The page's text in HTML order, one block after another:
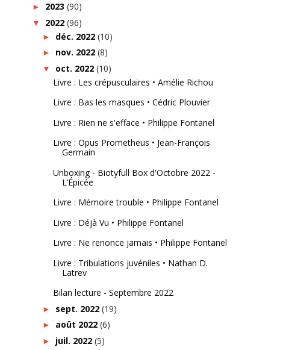
► 2023 (90)
▼ 2022 (96)
► déc. 2022 (10)
► nov. 2022 (8)
▼ oct. 2022 (10)
Livre : Les crépusculaires • Amélie Richou
Livre : Bas les masques • Cédric Plouvier
Livre : Rien ne s'efface • Philippe Fontanel
Livre : Opus Prometheus • Jean-François
Germain
Unboxing - Biotyfull Box d'Octobre 2022 -
L’Épicée
Livre : Mémoire trouble • Philippe Fontanel
Livre : Déjà Vu • Philippe Fontanel
Livre : Ne renonce jamais • Philippe Fontanel
Livre : Tribulations juvéniles • Nathan D.
Latrev
Bilan lecture - Septembre 2022
► sept. 2022 (19)
► août 2022 (6)
► juil. 2022 (5)